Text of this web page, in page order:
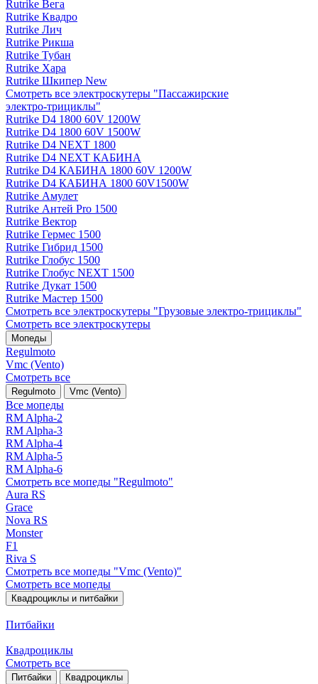
Rutrike Вега
Rutrike Квадро
Rutrike Лич
Rutrike Рикша
Rutrike Тубан
Rutrike Хара
Rutrike Шкипер New
Смотреть все электро­скутеры "Пассажирские
электро‑трициклы"
Rutrike D4 1800 60V 1200W
Rutrike D4 1800 60V 1500W
Rutrike D4 NEXT 1800
Rutrike D4 NEXT КАБИНА
Rutrike D4 КАБИНА 1800 60V 1200W
Rutrike D4 КАБИНА 1800 60V1500W
Rutrike Амулет
Rutrike Антей Pro 1500
Rutrike Вектор
Rutrike Гермес 1500
Rutrike Гибрид 1500
Rutrike Глобус 1500
Rutrike Глобус NEXT 1500
Rutrike Дукат 1500
Rutrike Мастер 1500
Смотреть все электро­скутеры "Грузовые электро‑трициклы"
Смотреть все электро­скутеры
Мопеды
Regulmoto
Vmc (Vento)
Смотреть все
Regulmoto Vmc (Vento)
Все мопеды
RM Alpha-2
RM Alpha-3
RM Alpha-4
RM Alpha-5
RM Alpha-6
Смотреть все мопеды "Regulmoto"
Aura RS
Grace
Nova RS
Monster
F1
Riva S
Смотреть все мопеды "Vmc (Vento)"
Смотреть все мопеды
Квадроциклы и питбайки
Питбайки
Квадроциклы
Смотреть все
Питбайки Квадроциклы